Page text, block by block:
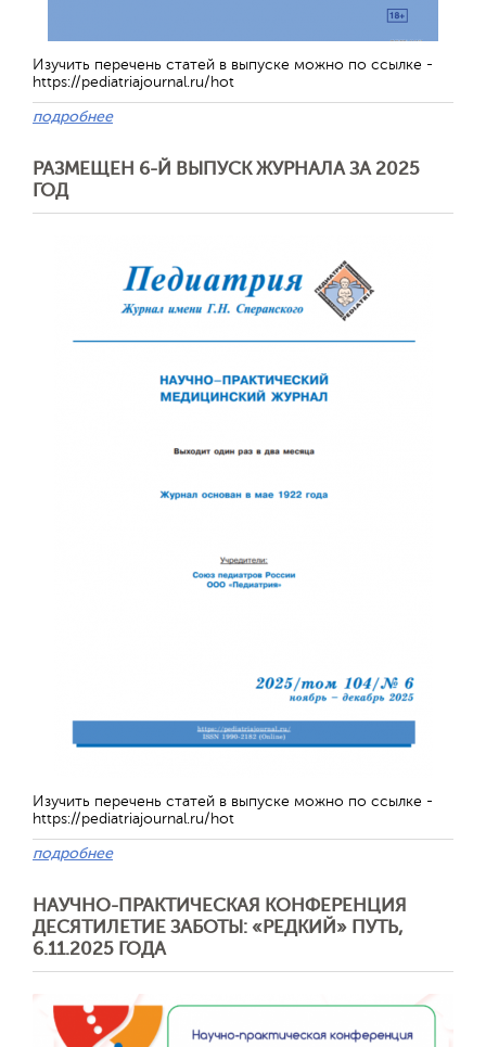
Изучить перечень статей в выпуске можно по ссылке -
https://pediatriajournal.ru/hot
подробнее
РАЗМЕЩЕН 6-Й ВЫПУСК ЖУРНАЛА ЗА 2025
ГОД
Изучить перечень статей в выпуске можно по ссылке -
https://pediatriajournal.ru/hot
подробнее
НАУЧНО-ПРАКТИЧЕСКАЯ КОНФЕРЕНЦИЯ
ДЕСЯТИЛЕТИЕ ЗАБОТЫ: «РЕДКИЙ» ПУТЬ,
6.11.2025 ГОДА
Отправить